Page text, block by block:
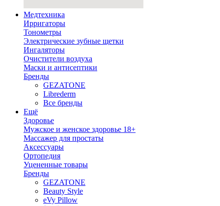
Медтехника
Ирригаторы
Тонометры
Электрические зубные щетки
Ингаляторы
Очистители воздуха
Маски и антисептики
Бренды
GEZATONE
Librederm
Все бренды
Ещё
Здоровье
Мужское и женское здоровье 18+
Массажер для простаты
Аксессуары
Ортопедия
Уцененные товары
Бренды
GEZATONE
Beauty Style
eVy Pillow